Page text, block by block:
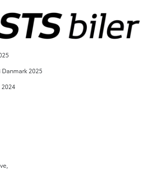
2025